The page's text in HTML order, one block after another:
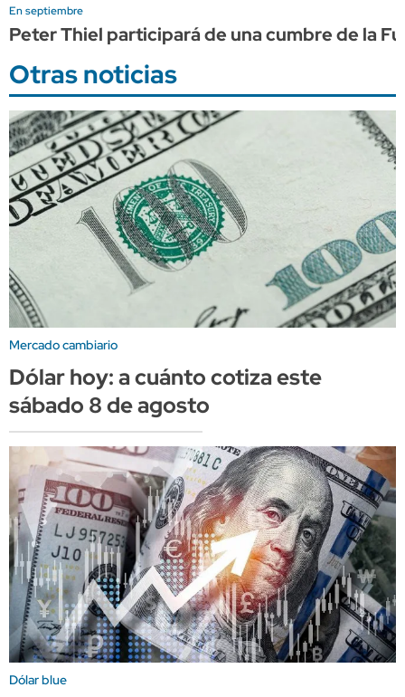
En septiembre
Peter Thiel participará de una cumbre de la
Otras noticias
Mercado cambiario
Dólar hoy: a cuánto cotiza este
sábado 8 de agosto
Dólar blue